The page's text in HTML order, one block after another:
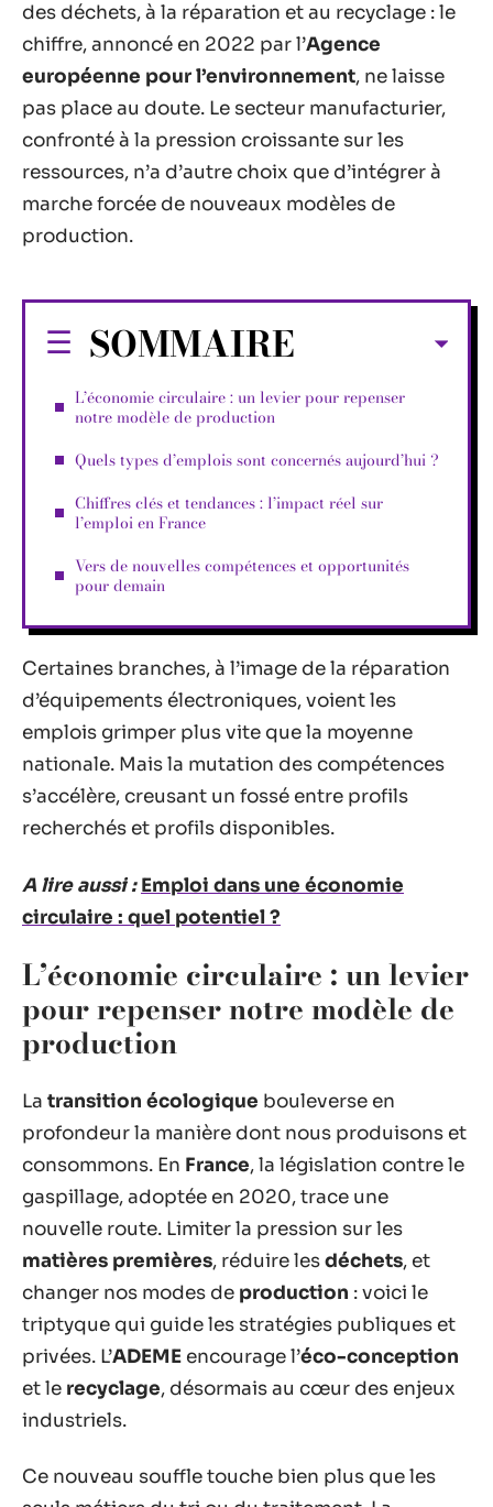
des déchets, à la réparation et au recyclage : le
chiffre, annoncé en 2022 par l’Agence
européenne pour l’environnement, ne laisse
pas place au doute. Le secteur manufacturier,
confronté à la pression croissante sur les
ressources, n’a d’autre choix que d’intégrer à
marche forcée de nouveaux modèles de
production.
SOMMAIRE
L’économie circulaire : un levier pour repenser
notre modèle de production
Quels types d’emplois sont concernés aujourd’hui ?
Chiffres clés et tendances : l’impact réel sur
l’emploi en France
Vers de nouvelles compétences et opportunités
pour demain
Certaines branches, à l’image de la réparation
d’équipements électroniques, voient les
emplois grimper plus vite que la moyenne
nationale. Mais la mutation des compétences
s’accélère, creusant un fossé entre profils
recherchés et profils disponibles.
A lire aussi : Emploi dans une économie
circulaire : quel potentiel ?
L’économie circulaire : un levier
pour repenser notre modèle de
production
La transition écologique bouleverse en
profondeur la manière dont nous produisons et
consommons. En France, la législation contre le
gaspillage, adoptée en 2020, trace une
nouvelle route. Limiter la pression sur les
matières premières, réduire lesdéchets, et
changer nos modes de production : voici le
triptyque qui guide les stratégies publiques et
privées. L’ADEME encourage l’éco-conception
et le recyclage, désormais au cœur des enjeux
industriels.
Ce nouveau souffle touche bien plus que les